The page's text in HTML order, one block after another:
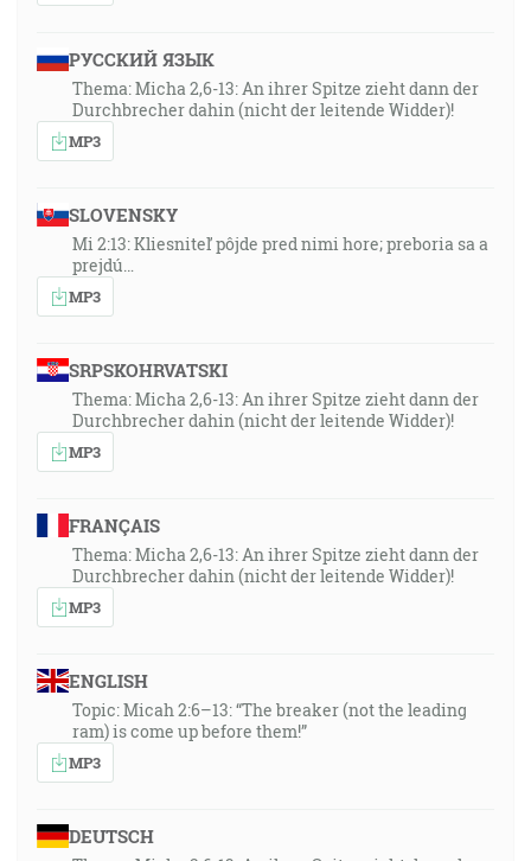
РУССКИЙ ЯЗЫК
Thema: Micha 2,6-13: An ihrer Spitze zieht dann der
Durchbrecher dahin (nicht der leitende Widder)!
MP3
SLOVENSKY
Mi 2:13: Kliesniteľ pôjde pred nimi hore; preboria sa a
prejdú…
MP3
SRPSKOHRVATSKI
Thema: Micha 2,6-13: An ihrer Spitze zieht dann der
Durchbrecher dahin (nicht der leitende Widder)!
MP3
FRANÇAIS
Thema: Micha 2,6-13: An ihrer Spitze zieht dann der
Durchbrecher dahin (nicht der leitende Widder)!
MP3
ENGLISH
Topic: Micah 2:6–13: “The breaker (not the leading
ram) is come up before them!”
MP3
DEUTSCH